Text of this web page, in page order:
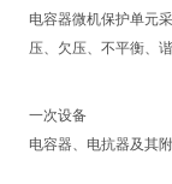
电容器微机保护单元
压、欠压、不平衡、
一次设备
电容器、电抗器及其附